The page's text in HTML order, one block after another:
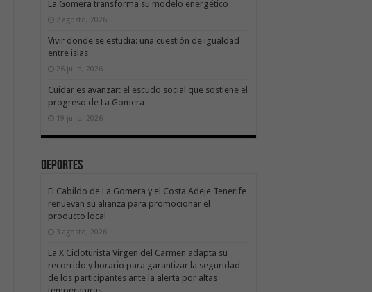
La Gomera transforma su modelo energético
2 agosto, 2026
Vivir donde se estudia: una cuestión de igualdad
entre islas
26 julio, 2026
Cuidar es avanzar: el escudo social que sostiene el
progreso de La Gomera
19 julio, 2026
Deportes
El Cabildo de La Gomera y el Costa Adeje Tenerife
renuevan su alianza para promocionar el
producto local
3 agosto, 2026
La X Cicloturista Virgen del Carmen adapta su
recorrido y horario para garantizar la seguridad
de los participantes ante la alerta por altas